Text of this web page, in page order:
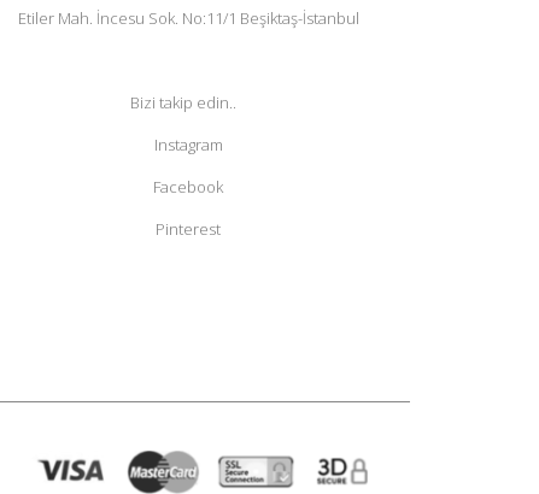
Etiler Mah. İncesu Sok. No:11/1 Beşiktaş-İstanbul
Bizi takip edin..
Instagram
Facebook
Pinterest